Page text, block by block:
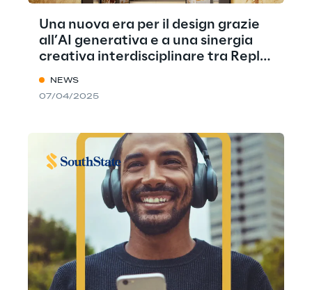
Una nuova era per il design grazie
all’AI generativa e a una sinergia
creativa interdisciplinare tra Reply,
NEWS
07/04/2025